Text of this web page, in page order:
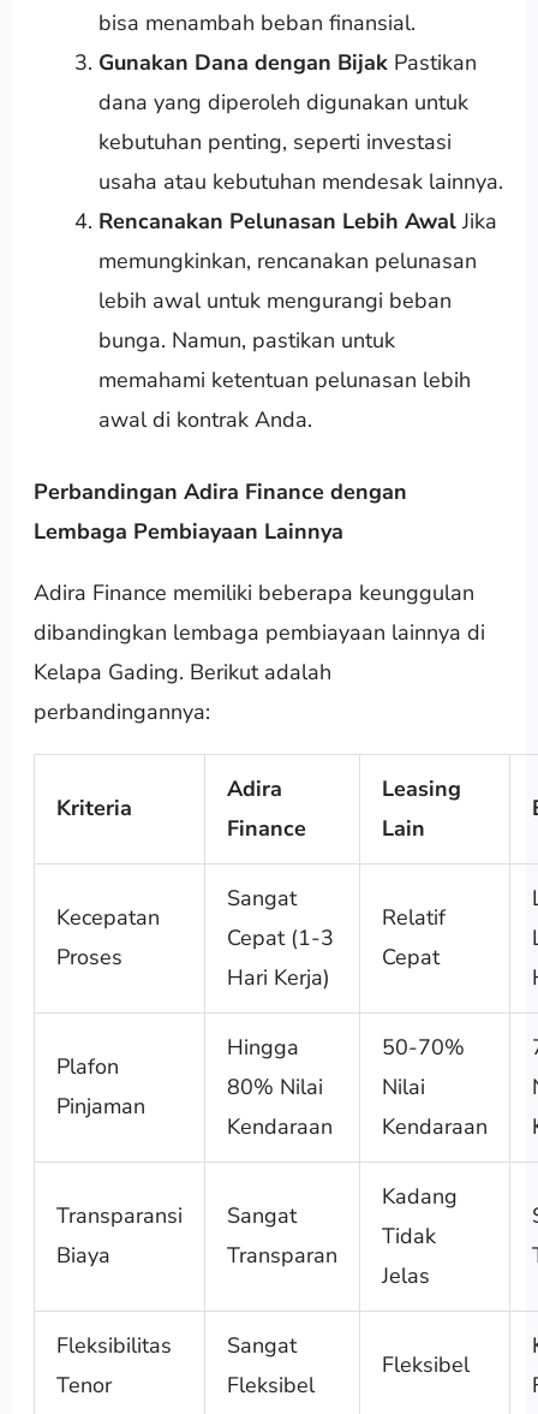
bisa menambah beban finansial.
Gunakan Dana dengan BijakPastikan
dana yang diperoleh digunakan untuk
kebutuhan penting, seperti investasi
usaha atau kebutuhan mendesak lainnya.
Rencanakan Pelunasan Lebih AwalJika
memungkinkan, rencanakan pelunasan
lebih awal untuk mengurangi beban
bunga. Namun, pastikan untuk
memahami ketentuan pelunasan lebih
awal di kontrak Anda.
Perbandingan Adira Finance dengan
Lembaga Pembiayaan Lainnya
Adira Finance memiliki beberapa keunggulan
dibandingkan lembaga pembiayaan lainnya di
Kelapa Gading. Berikut adalah
perbandingannya:
Kriteria
Adira
Finance
Leasing
Lain
Kecepatan
Proses
Sangat
Cepat (1-3
Hari Kerja)
Relatif
Cepat
Plafon
Pinjaman
Hingga
80% Nilai
Kendaraan
50-70%
Nilai
Kendaraan
Transparansi
Biaya
Sangat
Transparan
Kadang
Tidak
Jelas
Fleksibilitas
Tenor
Sangat
Fleksibel
Fleksibel